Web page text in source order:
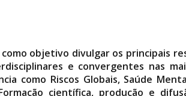
como objetivo divulgar os principais
e convergentes nas
Riscos Globais, Saúde
científica, produção e